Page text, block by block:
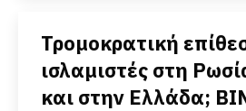
Τρομοκρατική
ισλαμιστές στη
και στην Ελλάδα;